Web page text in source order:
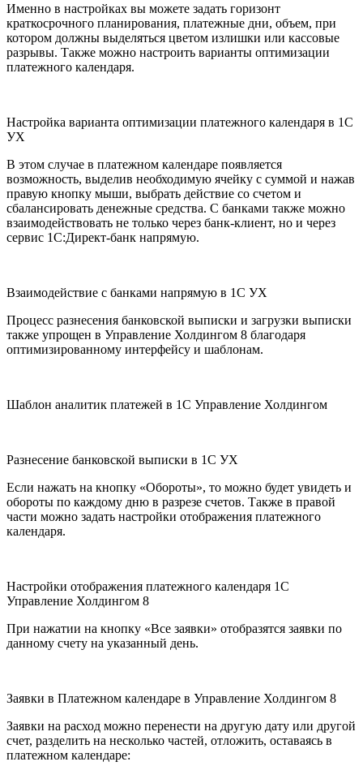
Именно в настройках вы можете задать горизонт
краткосрочного планирования, платежные дни, объем, при
котором должны выделяться цветом излишки или кассовые
разрывы. Также можно настроить варианты оптимизации
платежного календаря.
Настройка варианта оптимизации платежного календаря в 1С
УХ
В этом случае в платежном календаре появляется
возможность, выделив необходимую ячейку с суммой и нажав
правую кнопку мыши, выбрать действие со счетом и
сбалансировать денежные средства. С банками также можно
взаимодействовать не только через банк-клиент, но и через
сервис 1С:Директ-банк напрямую.
Взаимодействие с банками напрямую в 1C УХ
Процесс разнесения банковской выписки и загрузки выписки
также упрощен в Управление Холдингом 8 благодаря
оптимизированному интерфейсу и шаблонам.
Шаблон аналитик платежей в 1С Управление Холдингом
Разнесение банковской выписки в 1С УХ
Если нажать на кнопку «Обороты», то можно будет увидеть и
обороты по каждому дню в разрезе счетов. Также в правой
части можно задать настройки отображения платежного
календаря.
Настройки отображения платежного календаря 1С
Управление Холдингом 8
При нажатии на кнопку «Все заявки» отобразятся заявки по
данному счету на указанный день.
Заявки в Платежном календаре в Управление Холдингом 8
Заявки на расход можно перенести на другую дату или другой
счет, разделить на несколько частей, отложить, оставаясь в
платежном календаре: